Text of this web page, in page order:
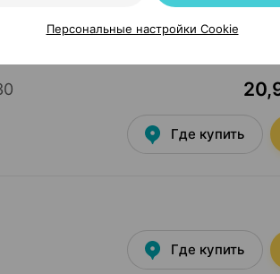
Где купить
Где купить
Персональные настройки Cookie